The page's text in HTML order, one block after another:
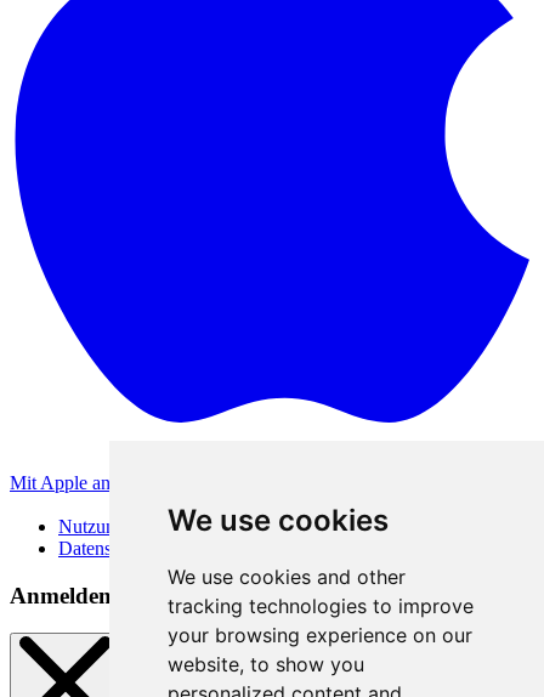
We use cookies
We use cookies and other
tracking technologies to improve
your browsing experience on our
website, to show you
Mit Apple anmelden
Nutzungsbedingungen
Datenschutzerklärung
Anmeldemethoden